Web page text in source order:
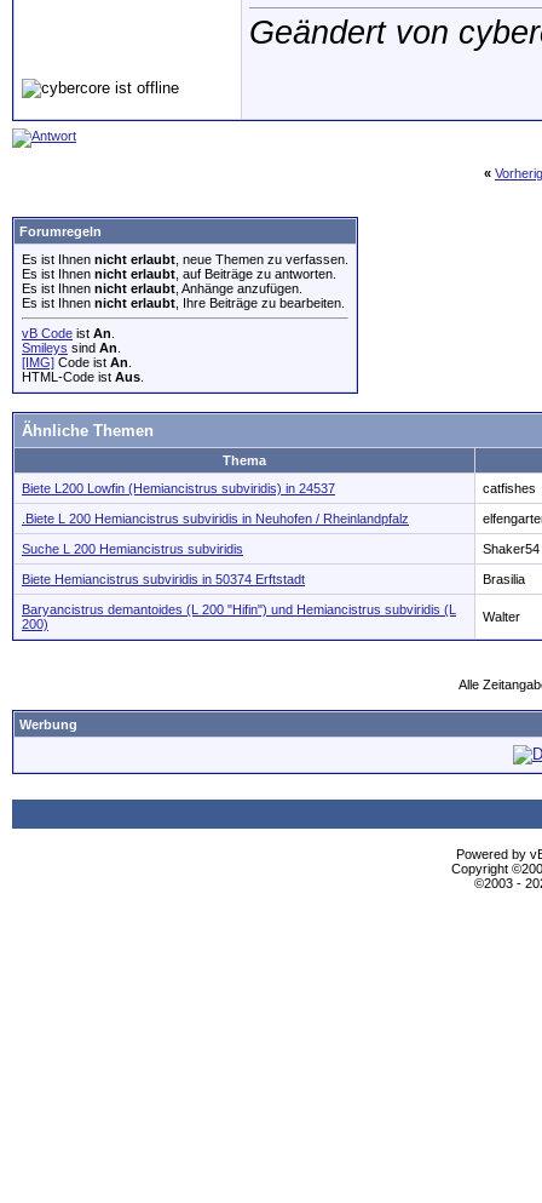
Geändert von
«
Forumregeln
Es ist Ihnen nicht erlaubt , neue Themen zu verfassen.
Es ist Ihnen nicht erlaubt , auf Beiträge zu antworten.
Es ist Ihnen nicht erlaubt , Anhänge anzufügen.
Es ist Ihnen nicht erlaubt , Ihre Beiträge zu bearbeiten.
vB Code ist An
Smileys sind An
[IMG] Code ist An
HTML-Code ist Aus
Ähnliche Themen
Thema
Biete L200 Lowfin (Hemiancistrus subviridis) in 24537
catfishes
.Biete L 200 Hemiancistrus subviridis in Neuhofen / Rheinlandpfalz
Suche L 200 Hemiancistrus subviridis Shaker54
Biete Hemiancistrus subviridis in 50374 Erftstadt Brasilia
Baryancistrus demantoides (L 200 "Hifin") und Hemiancistrus subviridis (L
200)
Walter
Alle
Werbung
Powered by
Copyright
©2003 -